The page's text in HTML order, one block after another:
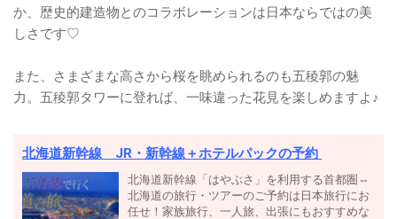
か、歴史的建造物とのコラボレーションは日本ならではの美
しさです♡
また、さまざまな高さから桜を眺められるのも五稜郭の魅
力。五稜郭タワーに登れば、一味違った花見を楽しめますよ♪
北海道新幹線 JR・新幹線＋ホテルパックの予約
北海道新幹線「はやぶさ」を利用する首都圏⇔
北海道の旅行・ツアーのご予約は日本旅行にお
任せ！家族旅行、一人旅、出張にもおすすめな